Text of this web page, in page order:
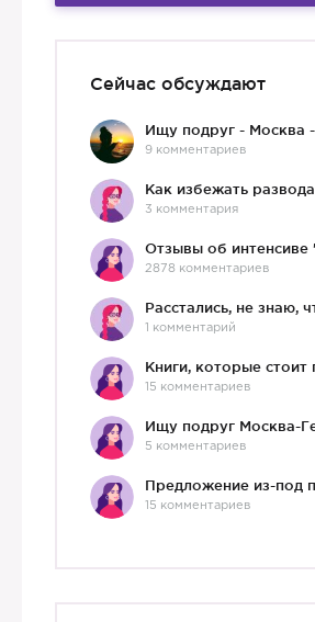
Сейчас обсуждают
9 комментариев
Как избежать развода
3 комментария
2878 комментариев
1 комментарий
15 комментариев
5 комментариев
15 комментариев